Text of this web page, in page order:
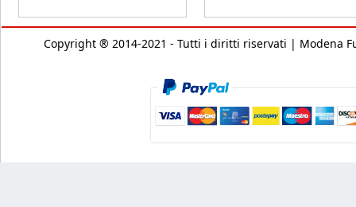
Copyright ® 2014-2021 - Tutti i diritti riservati | Modena